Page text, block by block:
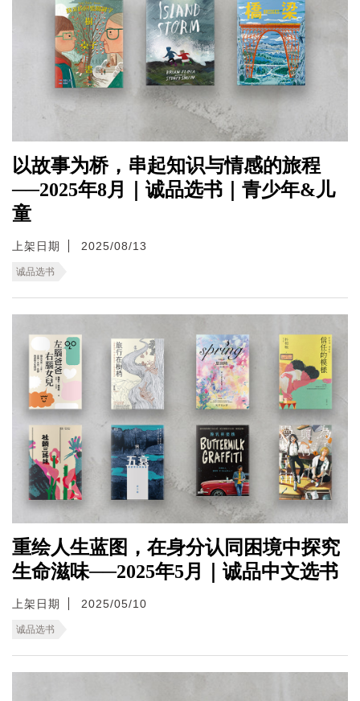
以故事为桥，串起知识与情感的旅程
──2025年8月｜诚品选书｜青少年&儿
童
上架日期 2025/08/13
诚品选书
重绘人生蓝图，在身分认同困境中探究
生命滋味──2025年5月｜诚品中文选书
上架日期 2025/05/10
诚品选书